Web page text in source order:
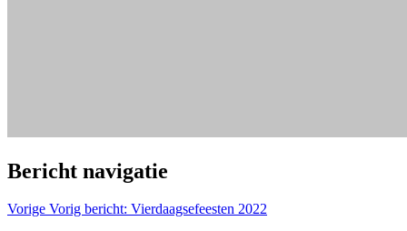
Bericht navigatie
Vorige Vorig bericht: Vierdaagsefeesten 2022